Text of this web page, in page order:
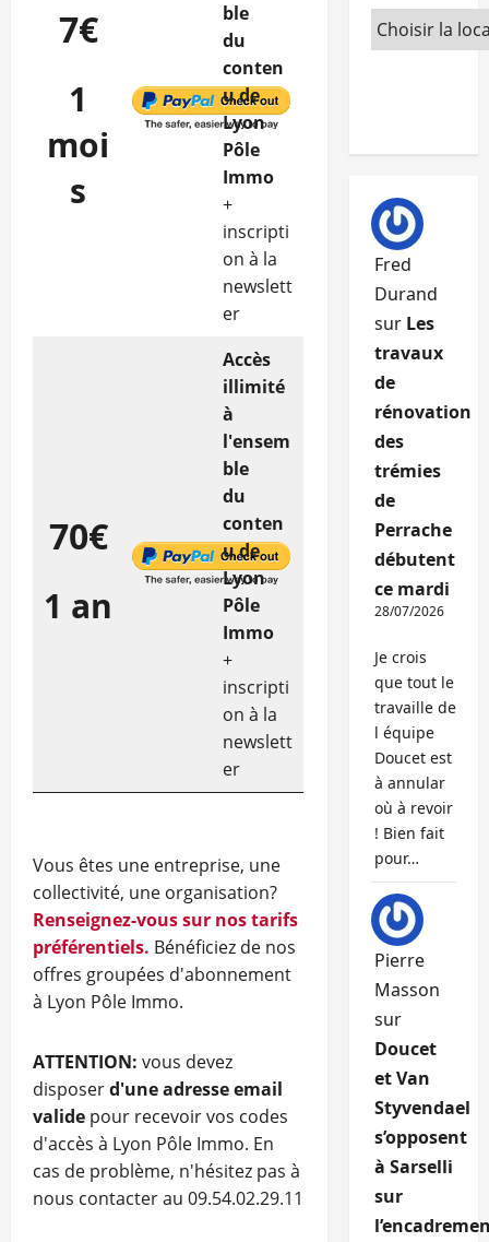
7€
1
moi
s
ble
du
conten
u de
Lyon
Pôle
Immo
+
inscripti
on à la
newslett
er
70€
1 an
Accès
illimité
à
l'ensem
ble
du
conten
u de
Lyon
Pôle
Immo
+
inscripti
on à la
newslett
er
Vous êtes une entreprise, une
collectivité, une organisation?
Renseignez-vous sur nos tarifs
préférentiels. Bénéficiez de nos
offres groupées d'abonnement
à Lyon Pôle Immo.
ATTENTION: vous devez
disposerd'une adresse email
valide pour recevoir vos codes
d'accès à Lyon Pôle Immo. En
cas de problème, n'hésitez pas à
nous contacter au 09.54.02.29.11
Fred
Durand
sur Les
travaux
de
rénovation
des
trémies
de
Perrache
débutent
ce mardi
28/07/2026
Je crois
que tout le
travaille de
l équipe
Doucet est
à annular
où à revoir
! Bien fait
pour…
Pierre
Masson
sur
Doucet
et Van
Styvendael
s’opposent
à Sarselli
sur